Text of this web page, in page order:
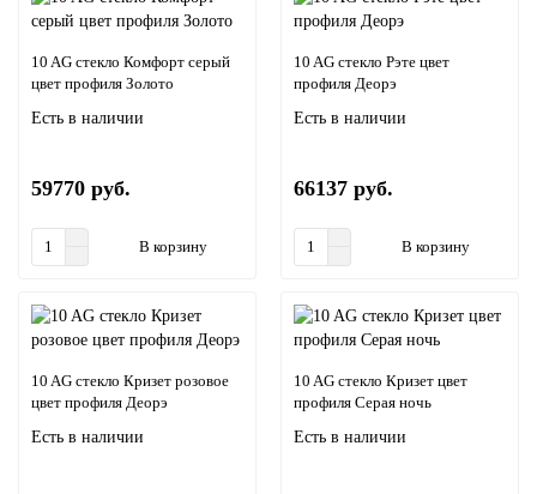
10 AG стекло Комфорт серый
цвет профиля Золото
Есть в наличии
59770 руб.
В корзину
10 AG стекло Рэте цвет
профиля Деорэ
Есть в наличии
66137 руб.
В корзину
10 AG стекло Кризет розовое
цвет профиля Деорэ
Есть в наличии
10 AG стекло Кризет цвет
профиля Серая ночь
Есть в наличии